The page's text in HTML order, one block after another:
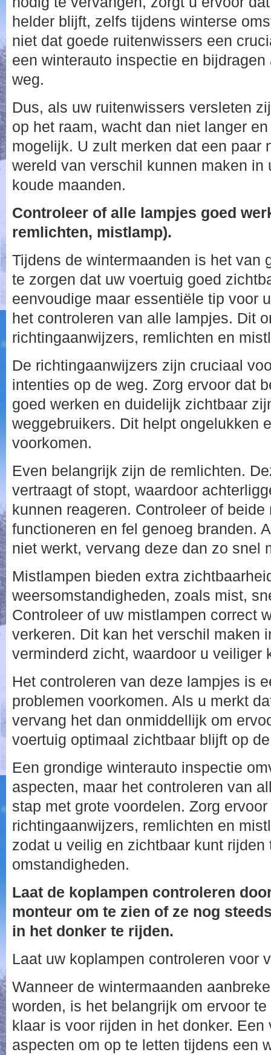
helder blijft, zelfs tijdens winterse
niet dat goede ruitenwissers een
een winterauto inspectie en
weg.
Dus, als uw ruitenwissers versleten
op het raam, wacht dan niet langer
mogelijk. U zult merken dat een paar
wereld van verschil kunnen maken in
koude maanden.
Controleer of alle lampjes goed
remlichten, mistlamp).
Tijdens de wintermaanden is het van
te zorgen dat uw voertuig goed
eenvoudige maar essentiële tip voor
het controleren van alle lampjes. Dit
richtingaanwijzers, remlichten en
De richtingaanwijzers zijn cruciaal
intenties op de weg. Zorg ervoor dat
goed werken en duidelijk zichtbaar
weggebruikers. Dit helpt ongelukken
voorkomen.
Even belangrijk zijn de remlichten.
vertraagt of stopt, waardoor
kunnen reageren. Controleer of
functioneren en fel genoeg branden.
niet werkt, vervang deze dan zo snel
Mistlampen bieden extra
weersomstandigheden, zoals mist,
Controleer of uw mistlampen correct
verkeren. Dit kan het verschil maken
verminderd zicht, waardoor u veiliger
Het controleren van deze lampjes is
problemen voorkomen. Als u merkt
vervang het dan onmiddellijk om
voertuig optimaal zichtbaar blijft op
Een grondige winterauto inspectie
aspecten, maar het controleren van
stap met grote voordelen. Zorg
richtingaanwijzers, remlichten en
zodat u veilig en zichtbaar kunt
omstandigheden.
Laat de koplampen controleren
monteur om te zien of ze nog
in het donker te rijden.
Laat uw koplampen controleren voor
Wanneer de wintermaanden
worden, is het belangrijk om ervoor
klaar is voor rijden in het donker.
aspecten om op te letten tijdens een